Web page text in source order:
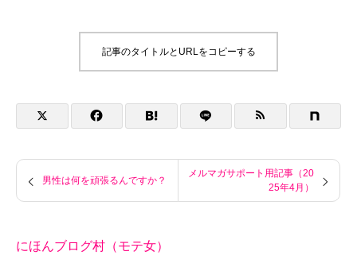
記事のタイトルとURLをコピーする
男性は何を頑張るんですか？
メルマガサポート用記事（20
25年4月）
にほんブログ村（モテ女）